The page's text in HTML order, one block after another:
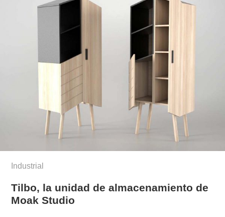
Industrial
Tilbo, la unidad de almacenamiento de
Moak Studio